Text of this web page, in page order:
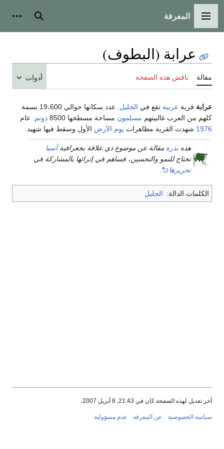
القائمة الرئيسية
المعرفة بحث
عرابة (البطوف)
مقالة ناقش هذه الصفحة أدوات
عرابة قرية عربية تقع في الجليل
. عدد سكانها حوالي 19،600 نسمة
كلهم من العرب غالبيتهم مسلمون مساحة مسطحها 8500 دونم
. عام
1976 شهدت القرية مظاهرات يوم الأرض الأول وسقط فيها شهيد.
هذه بذرة مقالة عن موضوع ذي علاقة بجغرافيةآسيا
تحتاج للنمو والتحسين، فساهم في إثرائها بالمشاركة في
تحريرها
الكلمات الدالة: الجليل
آخر تعديل لهذه الصفحة كان في 21:43, 8 أبريل 2007.
سياسة الخصوصية عن المعرفة عدم مسؤولية